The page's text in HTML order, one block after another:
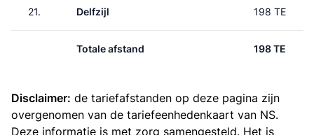
21. Delfzijl 198 TE
Totale afstand 198 TE
Disclaimer: de tariefafstanden op deze pagina zijn
overgenomen van de tariefeenhedenkaart van NS.
Deze informatie is met zorg samengesteld. Het is